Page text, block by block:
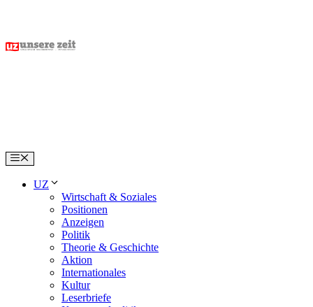
content
Menu
UZ
Wirtschaft & Soziales
Positionen
Anzeigen
Politik
Theorie & Geschichte
Aktion
Internationales
Kultur
Leserbriefe